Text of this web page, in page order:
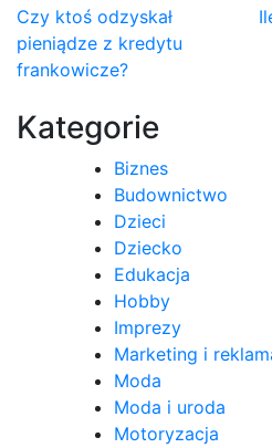
Nawigacja
wpisu
Czy ktoś odzyskał
pieniądze z kredytu
frankowicze?
Kategorie
Biznes
Budownictwo
Dzieci
Dziecko
Edukacja
Hobby
Imprezy
Marketing i
Moda
Moda i uroda
Motoryzacja